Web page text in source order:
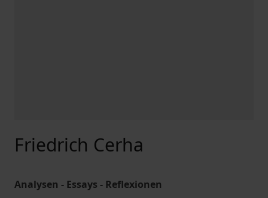
Friedrich Cerha
Analysen - Essays - Reflexionen